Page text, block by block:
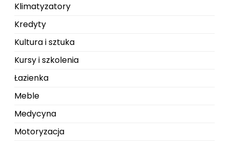
Klimatyzatory
Kredyty
Kultura i sztuka
Kursy i szkolenia
Łazienka
Meble
Medycyna
Motoryzacja